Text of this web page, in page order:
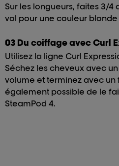
Sur les longueurs, faites 3/4
vol pour une couleur
03 Du coiffage avec Curl
Utilisez la ligne Curl
Séchez les cheveux avec
volume et terminez avec un
également possible de le
SteamPod 4.